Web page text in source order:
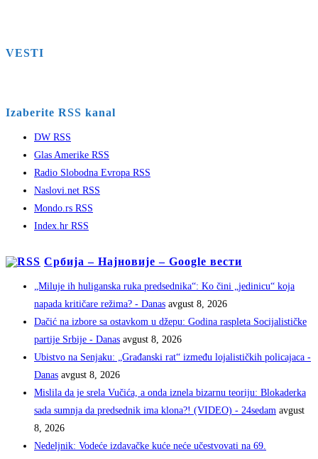
VESTI
Izaberite RSS kanal
DW RSS
Glas Amerike RSS
Radio Slobodna Evropa RSS
Naslovi.net RSS
Mondo.rs RSS
Index.hr RSS
Србија – Најновије – Google вести
„Miluje ih huliganska ruka predsednika“: Ko čini „jedinicu“ koja
napada kritičare režima? - Danas avgust 8, 2026
Dačić na izbore sa ostavkom u džepu: Godina raspleta Socijalističke
partije Srbije - Danas avgust 8, 2026
Ubistvo na Senjaku: „Građanski rat“ između lojalističkih policajaca -
Danas avgust 8, 2026
Mislila da je srela Vučića, a onda iznela bizarnu teoriju: Blokaderka
sada sumnja da predsednik ima klona?! (VIDEO) - 24sedam avgust
8, 2026
Nedeljnik: Vodeće izdavačke kuće neće učestvovati na 69.